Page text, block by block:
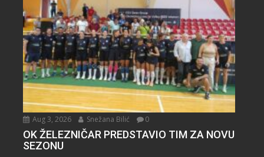
Aug 3, 2026 Snežana Bilić 0
OK ŽELEZNIČAR PREDSTAVIO TIM ZA NOVU
SEZONU